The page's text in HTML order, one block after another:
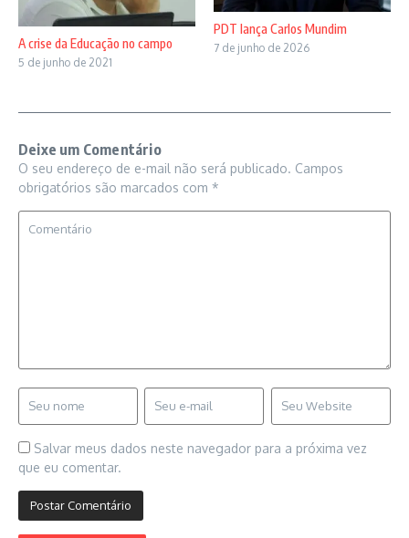
A crise da Educação no campo
5 de junho de 2021
PDT lança Carlos Mundim
7 de junho de 2026
Deixe um Comentário
O seu endereço de e-mail não será publicado. Campos
obrigatórios são marcados com *
Salvar meus dados neste navegador para a próxima vez
que eu comentar.